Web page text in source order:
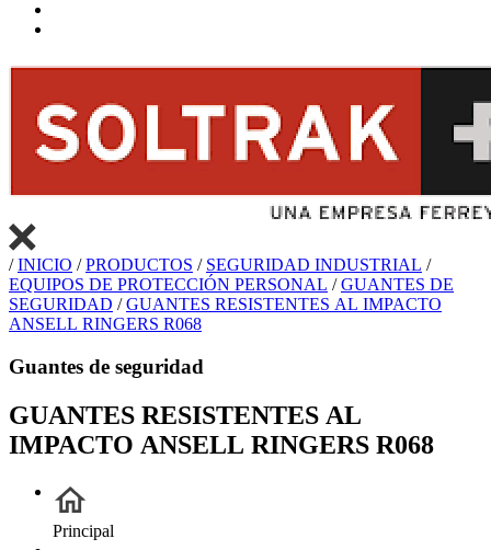
/INICIO /PRODUCTOS / SEGURIDAD INDUSTRIAL /
EQUIPOS DE PROTECCIÓN PERSONAL /GUANTES DE
SEGURIDAD /GUANTES RESISTENTES AL IMPACTO
ANSELL RINGERS R068
Guantes de seguridad
GUANTES RESISTENTES AL
IMPACTO ANSELL RINGERS R068
Principal